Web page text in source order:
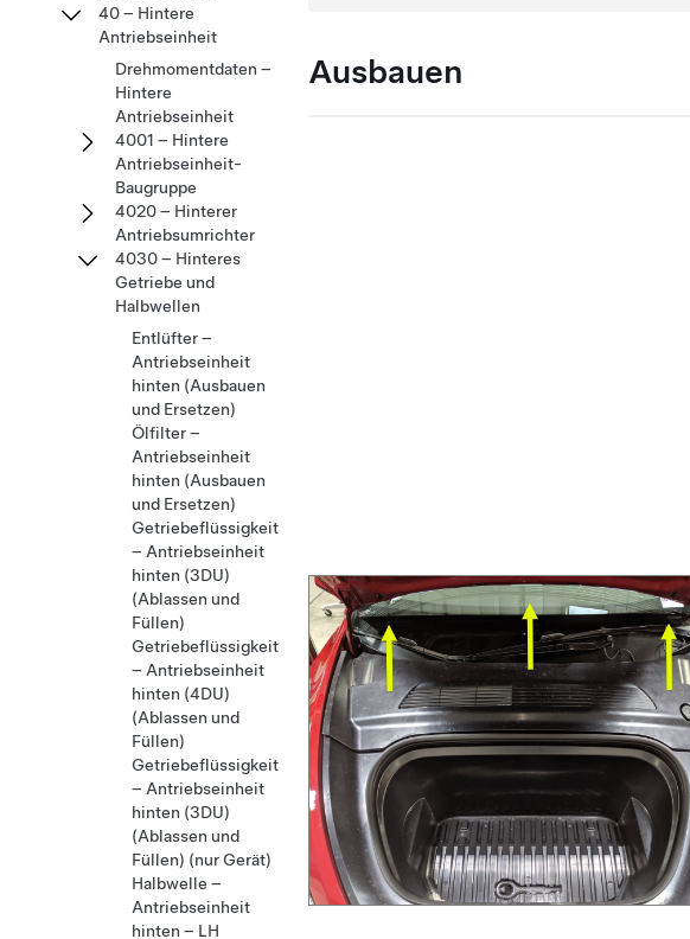
Ausbauen
40 – Hintere
Antriebseinheit
Drehmomentdaten –
Hintere
Antriebseinheit
4001 – Hintere
Antriebseinheit-
Baugruppe
4020 – Hinterer
Antriebsumrichter
4030 – Hinteres
Getriebe und
Halbwellen
Entlüfter –
Antriebseinheit
hinten (Ausbauen
und Ersetzen)
Ölfilter –
Antriebseinheit
hinten (Ausbauen
und Ersetzen)
Getriebeflüssigkeit
– Antriebseinheit
hinten (3DU)
(Ablassen und
Füllen)
Getriebeflüssigkeit
– Antriebseinheit
hinten (4DU)
(Ablassen und
Füllen)
Getriebeflüssigkeit
– Antriebseinheit
hinten (3DU)
(Ablassen und
Füllen) (nur Gerät)
Halbwelle –
Antriebseinheit
hinten – LH